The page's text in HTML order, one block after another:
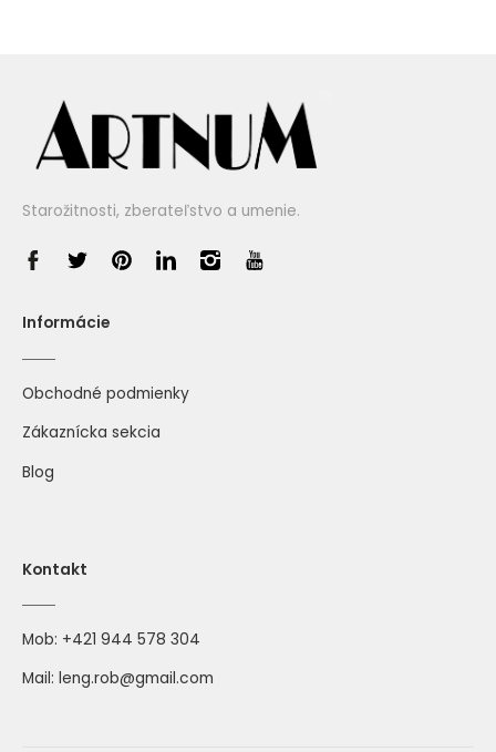
Starožitnosti, zberateľstvo a umenie.
Informácie
Obchodné podmienky
Zákaznícka sekcia
Blog
Kontakt
Mob: +421 944 578 304
Mail: leng.rob@gmail.com